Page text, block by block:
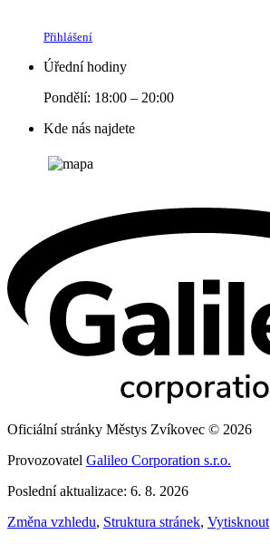
Přihlášení
Úřední hodiny
Pondělí: 18:00 – 20:00
Kde nás najdete
Oficiální stránky Městys Zvíkovec © 2026
Provozovatel Galileo Corporation s.r.o.
Poslední aktualizace: 6. 8. 2026
Změna vzhledu, Struktura stránek, Vytisknout